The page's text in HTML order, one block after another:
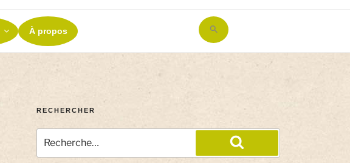
À propos
Search
for:
RECHERCHER